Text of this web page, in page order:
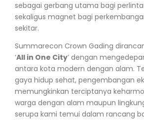
sebagai gerbang utama bagi
sekaligus magnet bagi
sekitar.
Summarecon Crown Gading
‘All in One City’ dengan
antara kota modern dengan alam.
gaya hidup sehat, pengembangan
memungkinkan terciptanya
warga dengan alam maupun
serupa kami temui dalam rancang